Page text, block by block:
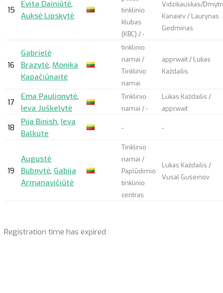
15
Evita Dainiūtė,
Auksė Lipskytė
tinklinio
klubas
(KBC) / -
Vidzikauskas/
Kanaiev / Laurynas
Gedminas
16
Gabrielė
Brazytė, Monika
Kapačiūnaitė
tinklinio
namai /
Tinklinio
namai
apprwait/ Lukas
Každailis
17
Ema Paulionytė,
Ieva Juškelytė
Tinklinio
namai / -
Lukas Každailis /
apprwait
18
Pija Binish, Ieva
Balkute
- -
19
Augustė
Bubnytė, Gabija
Armanavičiūtė
Tinklinio
namai /
Paplūdimio
tinklinio
centras
Lukas Každailis /
Vusal Guseinov
Registration time has expired